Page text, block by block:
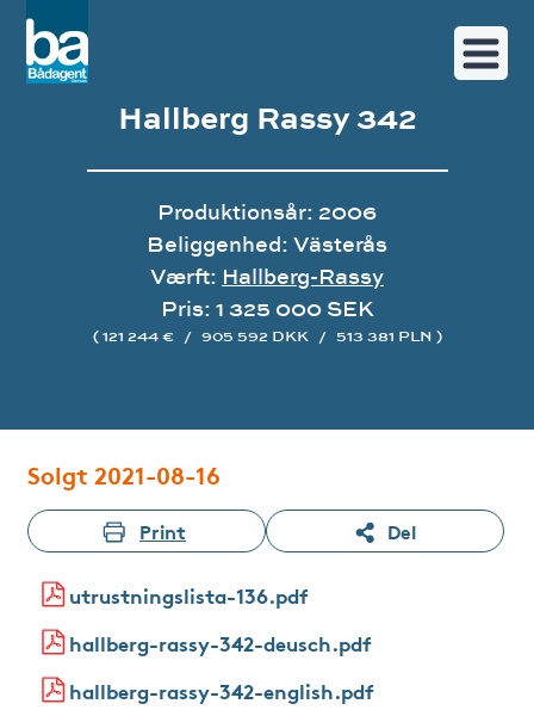
Hallberg Rassy 342
Produktionsår: 2006
Beliggenhed: Västerås
Værft: Hallberg-Rassy
Pris: 1 325 000 SEK
( 121 244 € / 905 592 DKK / 513 381 PLN )
Solgt 2021-08-16
Print Del
utrustningslista-136.pdf
hallberg-rassy-342-deusch.pdf
hallberg-rassy-342-english.pdf